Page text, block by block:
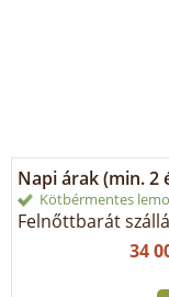
Napi árak (min. 2
Kötbérmentes
Felnőttbarát
34